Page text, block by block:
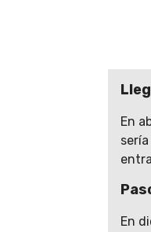
En
En